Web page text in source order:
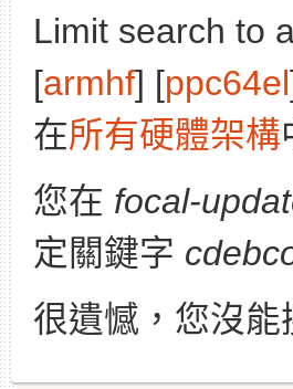
Limit search to
[armhf] [ppc64el
在所有硬體架構
您在 focal-
定關鍵字
很遺憾，您沒